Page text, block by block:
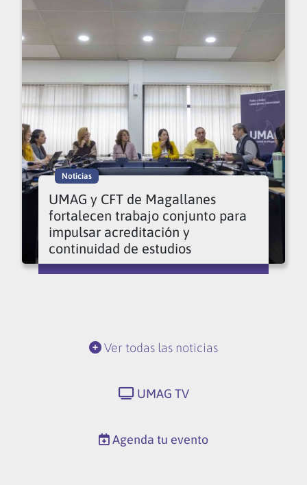
Noticias
UMAG y CFT de Magallanes
fortalecen trabajo conjunto para
impulsar acreditación y
continuidad de estudios
Ver todas las noticias
UMAG TV
Agenda tu evento